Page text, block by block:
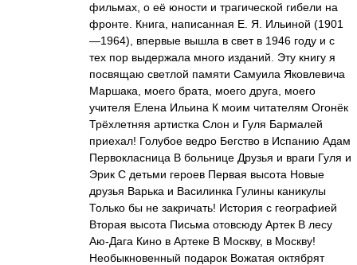
фильмах, о её юности и трагической гибели на
фронте. Книга, написанная Е. Я. Ильиной (1901
—1964), впервые вышла в свет в 1946 году и с
тех пор выдержала много изданий. Эту книгу я
посвящаю светлой памяти Самуила Яковлевича
Маршака, моего брата, моего друга, моего
учителя Елена Ильина К моим читателям Огонёк
Трёхлетняя артистка Слон и Гуля Бармалей
приехал! Голубое ведро Бегство в Испанию Адам
Первокласница В больнице Друзья и враги Гуля и
Эрик С детьми героев Первая высота Новые
друзья Варька и Василинка Гулины каникулы
Только бы не закричать! История с географией
Вторая высота Письма отовсюду Артек В лесу
Аю-Дага Кино в Артеке В Москву, в Москву!
Необыкновенный подарок Вожатая октябрят